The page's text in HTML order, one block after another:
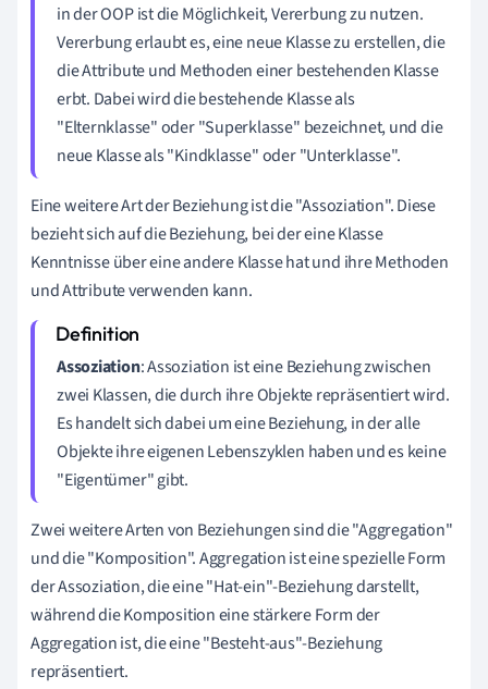
in der OOP ist die Möglichkeit, Vererbung zu nutzen.
Vererbung erlaubt es, eine neue Klasse zu erstellen, die
die Attribute und Methoden einer bestehenden Klasse
erbt. Dabei wird die bestehende Klasse als
"Elternklasse" oder "Superklasse" bezeichnet, und die
neue Klasse als "Kindklasse" oder "Unterklasse".
Eine weitere Art der Beziehung ist die "Assoziation". Diese
bezieht sich auf die Beziehung, bei der eine Klasse
Kenntnisse über eine andere Klasse hat und ihre Methoden
und Attribute verwenden kann.
Assoziation: Assoziation ist eine Beziehung zwischen
zwei Klassen, die durch ihre Objekte repräsentiert wird.
Es handelt sich dabei um eine Beziehung, in der alle
Objekte ihre eigenen Lebenszyklen haben und es keine
"Eigentümer" gibt.
Zwei weitere Arten von Beziehungen sind die "Aggregation"
und die "Komposition". Aggregation ist eine spezielle Form
der Assoziation, die eine "Hat-ein"-Beziehung darstellt,
während die Komposition eine stärkere Form der
Aggregation ist, die eine "Besteht-aus"-Beziehung
repräsentiert.